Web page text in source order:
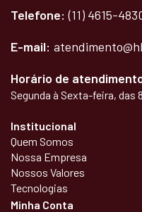
Telefone: (11) 4615-
E-mail:
Horário de
Segunda à Sexta-feira, das
Institucional
Quem Somos
Nossa Empresa
Nossos Valores
Tecnologias
Minha Conta